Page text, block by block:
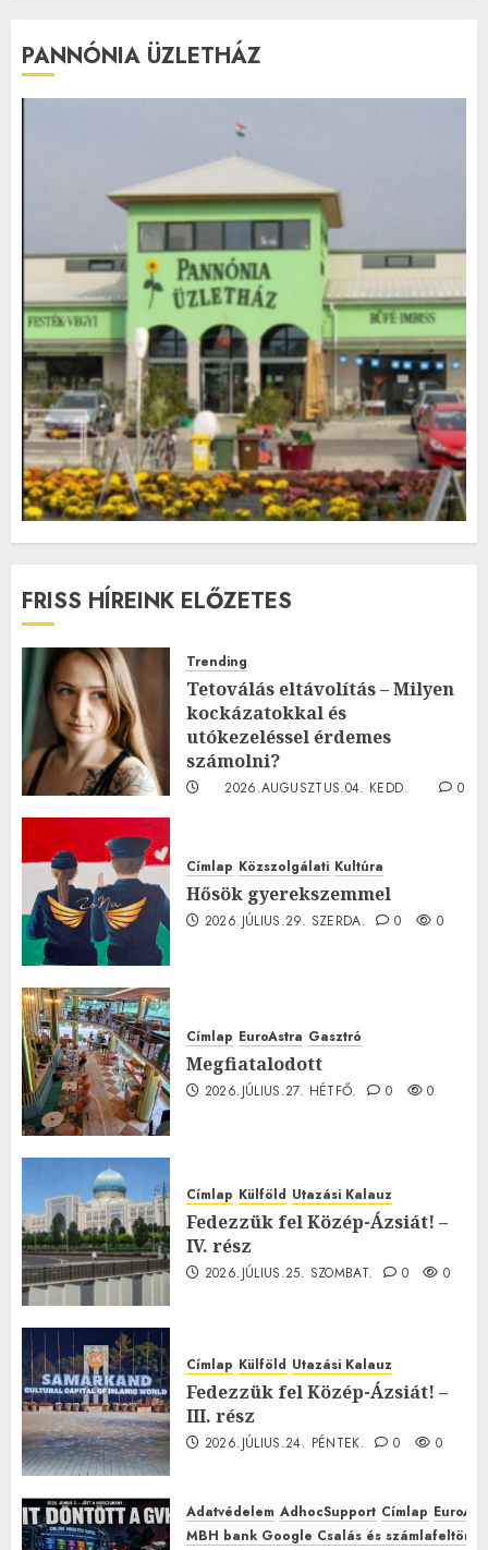
PANNÓNIA ÜZLETHÁZ
FRISS HÍREINK ELŐZETES
Trending
Tetoválás eltávolítás – Milyen
kockázatokkal és
utókezeléssel érdemes
számolni?
2026.AUGUSZTUS.04. KEDD.
0
Címlap Közszolgálati Kultúra
Hősök gyerekszemmel
2026.JÚLIUS.29. SZERDA. 0 0
Címlap EuroAstra Gasztró
Megfiatalodott
2026.JÚLIUS.27. HÉTFŐ. 0 0
Címlap Külföld Utazási Kalauz
Fedezzük fel Közép-Ázsiát! –
IV. rész
2026.JÚLIUS.25. SZOMBAT. 0 0
Címlap Külföld Utazási Kalauz
Fedezzük fel Közép-Ázsiát! –
III. rész
2026.JÚLIUS.24. PÉNTEK. 0 0
Adatvédelem AdhocSupport Címlap
MBH bank Google Csalás és